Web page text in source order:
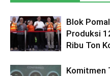
Blok
Produksi
Ribu Ton
Komitmen